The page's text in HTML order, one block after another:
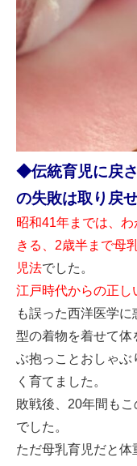
◆伝統育児に戻
の失敗は取り戻
昭和41年までは、
きる、2歳半まで母
児法でした。
江戸時代からの正し
も誤った西洋医学
型の着物を着せて体
ぶ抱っことおしゃぶ
く育てました。
敗戦後、20年間も
でした。
ただ母乳育児だと